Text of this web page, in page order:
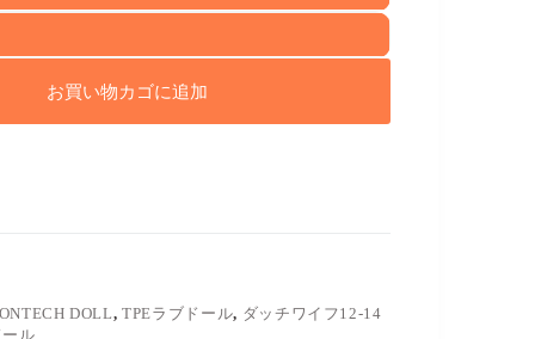
お買い物カゴに追加
DOLL,TPEラブドール, ダッチワイフ12-14
ル